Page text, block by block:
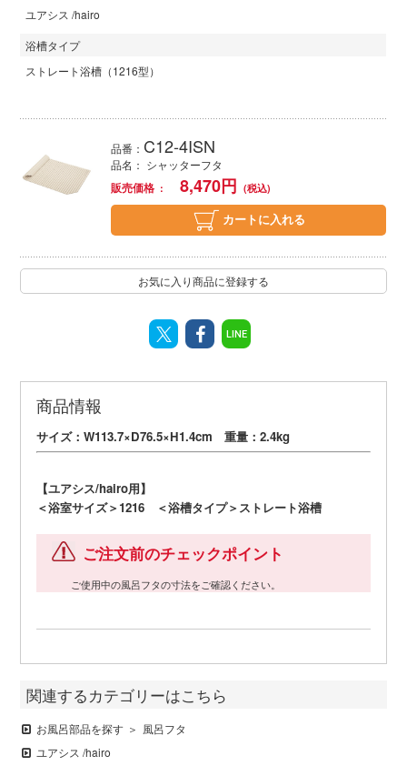
ユアシス /hairo
浴槽タイプ
ストレート浴槽（1216型）
品番： C12-4ISN
品名： シャッターフタ
販売価格
8,470円
カートに入れる
お気に入り商品に登録する
LINE
商品情報
サイズ：W113.7×D76.5×H1.4cm 重量：2.4kg
【ユアシス/hairo用】
＜浴室サイズ＞1216 ＜浴槽タイプ＞ストレート浴槽
ご注文前のチェックポイント
ご使用中の風呂フタの寸法をご確認ください。
関連するカテゴリーはこちら
お風呂部品を探す
風呂フタ
ユアシス /hairo